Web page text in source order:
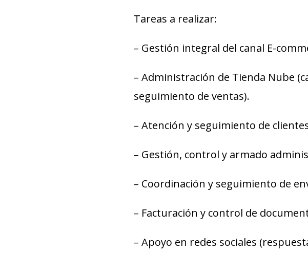
Tareas a realizar:
– Gestión integral del canal E-
– Administración de Tienda Nube
seguimiento de ventas).
– Atención y seguimiento de
– Gestión, control y armado
– Coordinación y seguimiento de
– Facturación y control de
– Apoyo en redes sociales